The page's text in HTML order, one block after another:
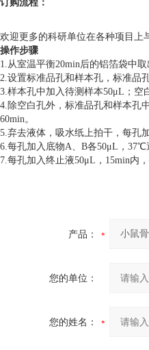
订购流程：
欢迎更多的科研单位在各种项目上
操作步骤
1.从室温平衡20min后的铝箔袋中
2.设置标准品孔和样本孔，标准品
3.样本孔中加入待测样本50μL；空
4.除空白孔外，标准品孔和样本孔
60min。
5.弃去液体，吸水纸上拍干，每孔
6.每孔加入底物A、B各50μL，37℃
7.每孔加入终止液50μL，15min内
产品：
您的单位：
您的姓名：